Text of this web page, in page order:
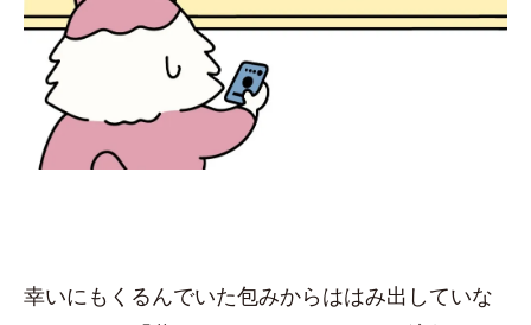
幸いにもくるんでいた包みからははみ出していな